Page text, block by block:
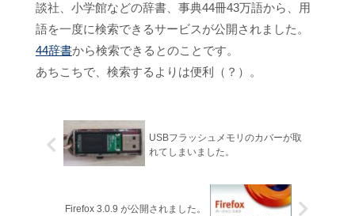
談社、小学館などの辞書、事典44冊43万語から、用
語を一度に検索できるサービスが公開されました。
44辞書から検索できるとのことです。
あちこちで、検索するよりは便利（？）。
USBフラッシュメモリのカバーが取
れてしまいました。
Firefox 3.0.9 が公開されました。